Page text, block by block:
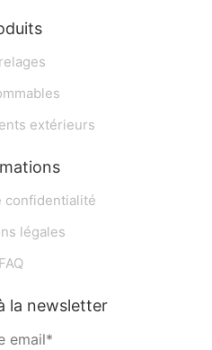
extérieurs
confidentialité
légales
FAQ
la newsletter
email*